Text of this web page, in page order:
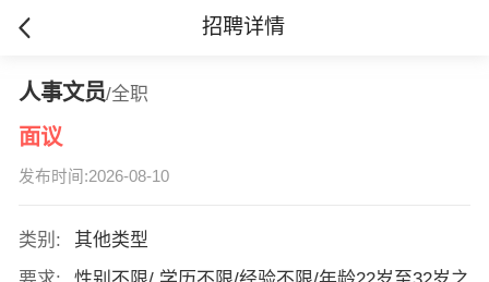
招聘详情
人事文员/全职
面议
发布时间:2026-08-10
类别:
其他类型